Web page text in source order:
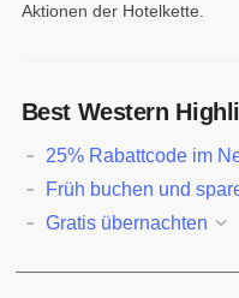
Aktionen der Hotelkette.
Best Western
25% Rabattcode im
Früh buchen und
Gratis übernachten